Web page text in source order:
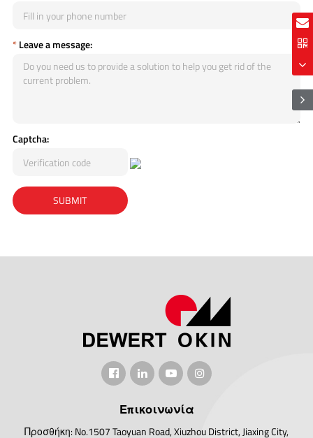
*Leave a message:
Captcha:
Επικοινωνία
Προσθήκη: No.1507 Taoyuan Road, Xiuzhou District, Jiaxing City,